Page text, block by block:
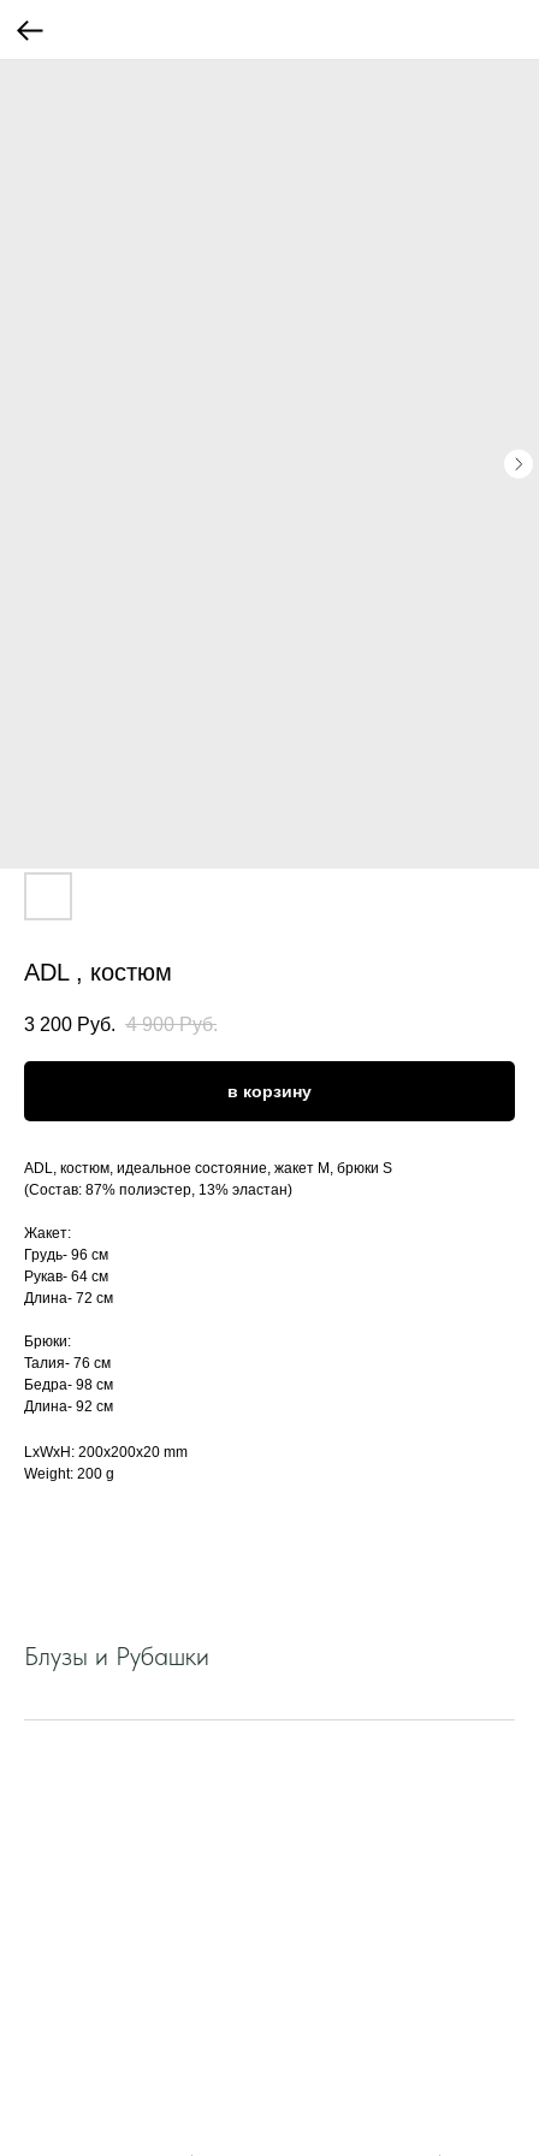
ADL , костюм
3 200 Руб. 4 900 Руб.
в корзину
ADL, костюм, идеальное состояние, жакет М, брюки S
(Состав: 87% полиэстер, 13% эластан)
Жакет:
Грудь- 96 см
Рукав- 64 см
Длина- 72 см
Брюки:
Талия- 76 см
Бедра- 98 см
Длина- 92 см
LxWxH: 200x200x20 mm
Weight: 200 g
Блузы и Рубашки